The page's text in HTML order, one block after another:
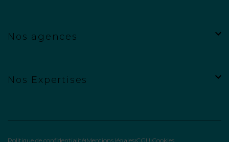
Nos agences
Nos Expertises
Politique de confidentialité Mentions légales CGU Cookies